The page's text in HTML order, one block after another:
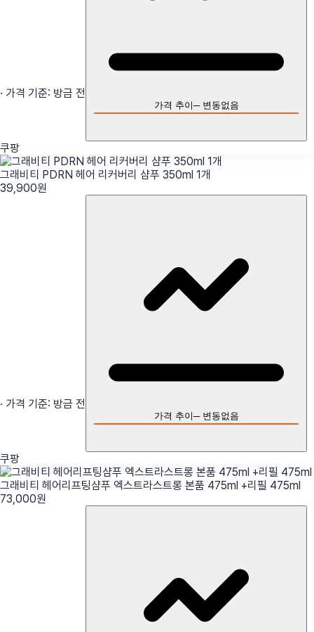
· 가격 기준: 방금 전
가격 추이─ 변동없음
쿠팡
그래비티 PDRN 헤어 리커버리 샴푸 350ml 1개
39,900원
· 가격 기준: 방금 전
가격 추이─ 변동없음
쿠팡
그래비티 헤어리프팅샴푸 엑스트라스트롱 본품 475ml +리필 475ml
73,000원